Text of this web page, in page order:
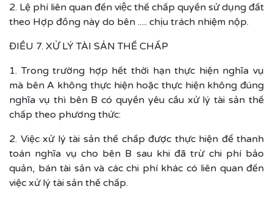
2. Lệ phí liên quan đến việc thế chấp quyền sử dụng đất
theo Hợp đồng này do bên ..... chịu trách nhiệm nộp.
ĐIỀU 7. XỬ LÝ TÀI SẢN THẾ CHẤP
1. Trong trường hợp hết thời hạn thực hiện nghĩa vụ
mà bên A không thực hiện hoặc thực hiện không đúng
nghĩa vụ thì bên B có quyền yêu cầu xử lý tài sản thế
chấp theo phương thức:
2. Việc xử lý tài sản thế chấp được thực hiện để thanh
toán nghĩa vụ cho bên B sau khi đã trừ chi phí bảo
quản, bán tài sản và các chi phí khác có liên quan đến
việc xử lý tài sản thế chấp.